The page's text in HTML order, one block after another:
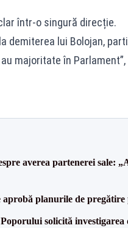
într-o singură direcție.
demiterea lui Bolojan,
majoritate în
averea partenerei sale:
planurile de
solicită investigarea